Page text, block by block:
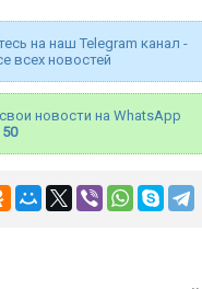
на наш Telegram канал -
всех новостей
новости на WhatsApp